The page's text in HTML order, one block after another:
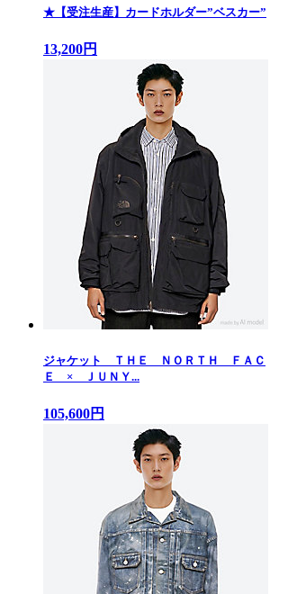
★【受注生産】カードホルダー”ベスカー”
13,200円
ジャケット ＴＨＥ ＮＯＲＴＨ ＦＡＣ
Ｅ × ＪＵＮＹ...
105,600円